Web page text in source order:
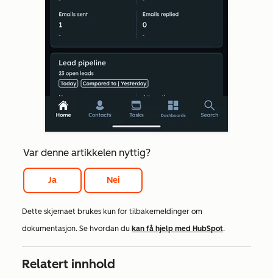
Var denne artikkelen nyttig?
Ja Nei
Dette skjemaet brukes kun for tilbakemeldinger om
dokumentasjon. Se hvordan du kan få hjelp med HubSpot.
Relatert innhold